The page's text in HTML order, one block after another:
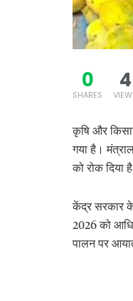
0
SHARES
4
कृषि और
गया है।
को रोक दिया
केंद्र सरकार
2026 को
पालन पर